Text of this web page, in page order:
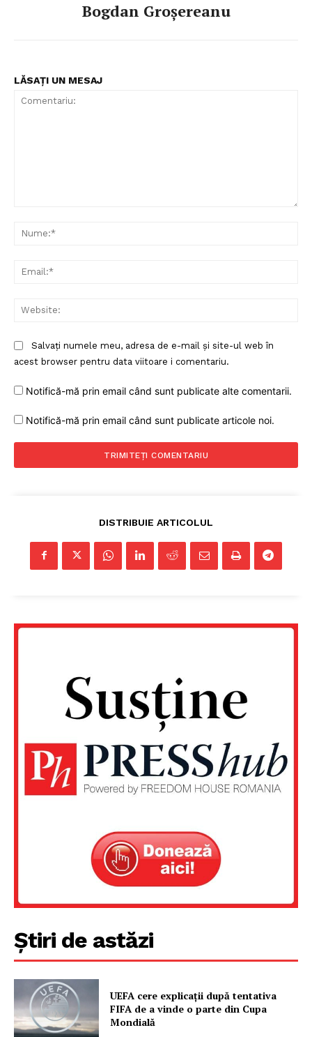
Un proiect
Bogdan Groșereanu
LĂSAȚI UN MESAJ
Salvați numele meu, adresa de e-mail și site-ul web în
acest browser pentru data viitoare i comentariu.
Notifică-mă prin email când sunt publicate alte comentarii.
Notifică-mă prin email când sunt publicate articole noi.
DISTRIBUIE ARTICOLUL
Știri de astăzi
UEFA cere explicații după tentativa
FIFA de a vinde o parte din Cupa
Mondială